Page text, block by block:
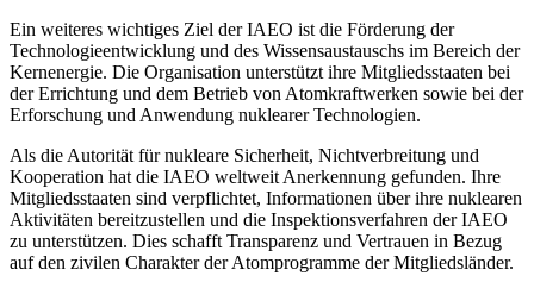
Ein weiteres wichtiges Ziel der IAEO ist die Förderung der
Technologieentwicklung und des Wissensaustauschs im Bereich der
Kernenergie. Die Organisation unterstützt ihre Mitgliedsstaaten bei
der Errichtung und dem Betrieb von Atomkraftwerken sowie bei der
Erforschung und Anwendung nuklearer Technologien.
Als die Autorität für nukleare Sicherheit, Nichtverbreitung und
Kooperation hat die IAEO weltweit Anerkennung gefunden. Ihre
Mitgliedsstaaten sind verpflichtet, Informationen über ihre nuklearen
Aktivitäten bereitzustellen und die Inspektionsverfahren der IAEO
zu unterstützen. Dies schafft Transparenz und Vertrauen in Bezug
auf den zivilen Charakter der Atomprogramme der Mitgliedsländer.